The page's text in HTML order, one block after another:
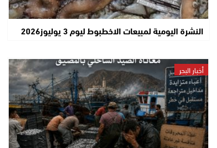
النشرة اليومية لمبيعات الاخطبوط ليوم 3 يوليوز2026
أخبار البحر